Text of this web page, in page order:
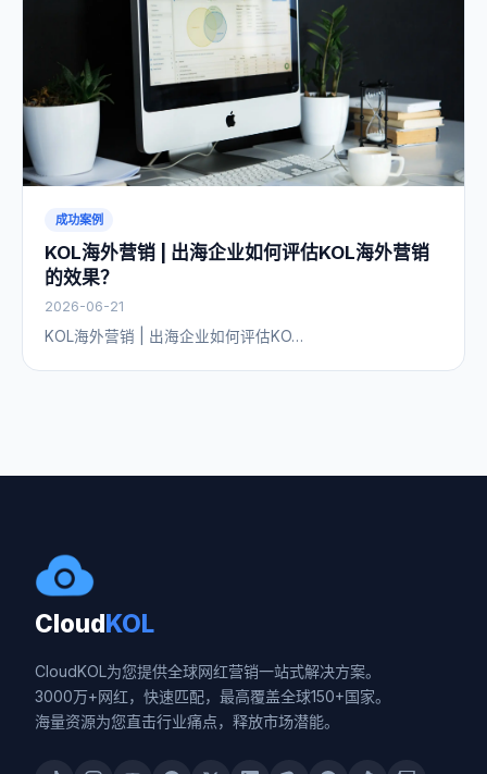
成功案例
KOL海外营销 | 出海企业如何评估KOL海外营销
的效果？
2026-06-21
KOL海外营销 | 出海企业如何评估KO…
CloudKOL
CloudKOL为您提供全球网红营销一站式解决方案。
3000万+网红，快速匹配，最高覆盖全球150+国家。
海量资源为您直击行业痛点，释放市场潜能。